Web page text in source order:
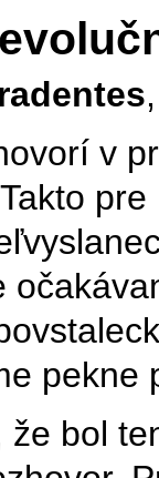
v
pekne
tento